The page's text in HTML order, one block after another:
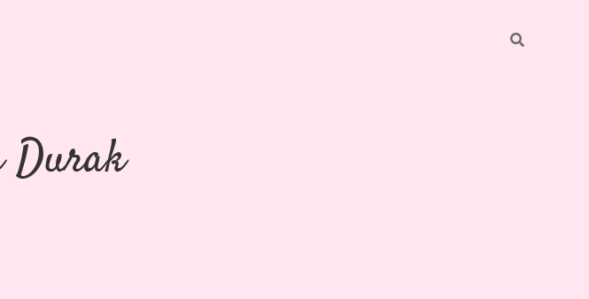
Durak